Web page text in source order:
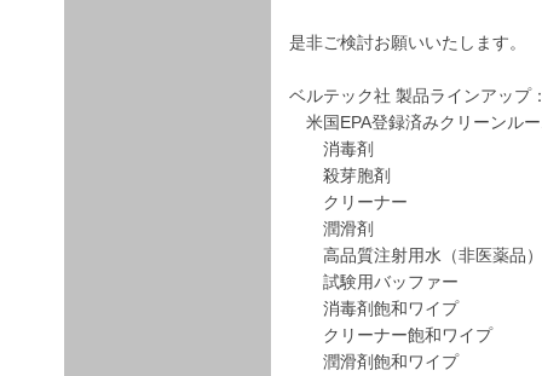
是非ご検討お願いいたします。
ベルテック社 製品ラインアップ
米国EPA登録済みクリーンル
消毒剤
殺芽胞剤
クリーナー
潤滑剤
高品質注射用水（非医薬品）
試験用バッファー
消毒剤飽和ワイプ
クリーナー飽和ワイプ
潤滑剤飽和ワイプ